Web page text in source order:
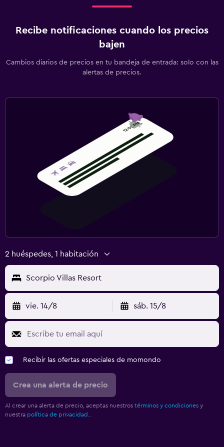
Recibe notificaciones cuando los precios
bajen
Cambios diarios de precios en tu bandeja de entrada: solo con las
alertas de precios.
2 huéspedes, 1 habitación
Scorpio Villas Resort
vie. 14/8 sáb. 15/8
Recibir las ofertas especiales de momondo
Crea una alerta de precio
Al crear una alerta de precio, aceptas nuestros términos y condiciones y
nuestra política de privacidad.